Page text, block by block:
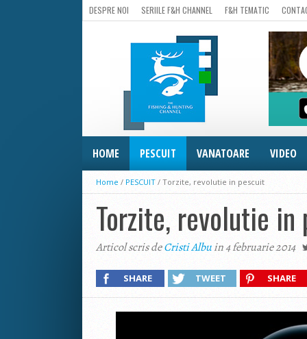
DESPRE NOI SERIILE F&H CHANNEL F&H TEMATIC
HOME PESCUIT VANATOARE VIDEO
Home / PESCUIT / Torzite, revolutie in pescuit
Torzite, revolutie in
Articol scris deCristi Albuin 4 februarie 2014
SHARE TWEET SHARE